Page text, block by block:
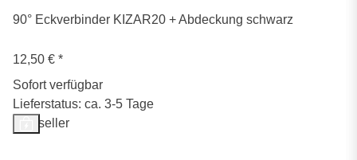
90° Eckverbinder KIZAR20 + Abdeckung schwarz
12,50 € *
Sofort verfügbar
Lieferstatus: ca. 3-5 Tage
Bestseller